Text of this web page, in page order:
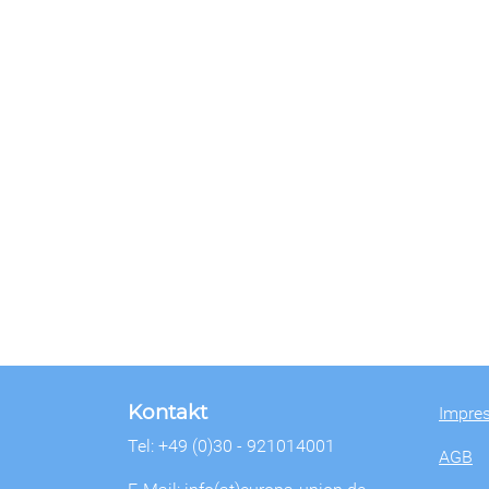
Kontakt
Tel: +49 (0)30 - 921014001
AGB